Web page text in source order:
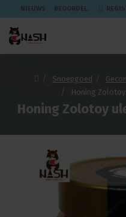
NIEUWS BEOORDEL.
Snoepgoed
Honing
Honing Zolotoy